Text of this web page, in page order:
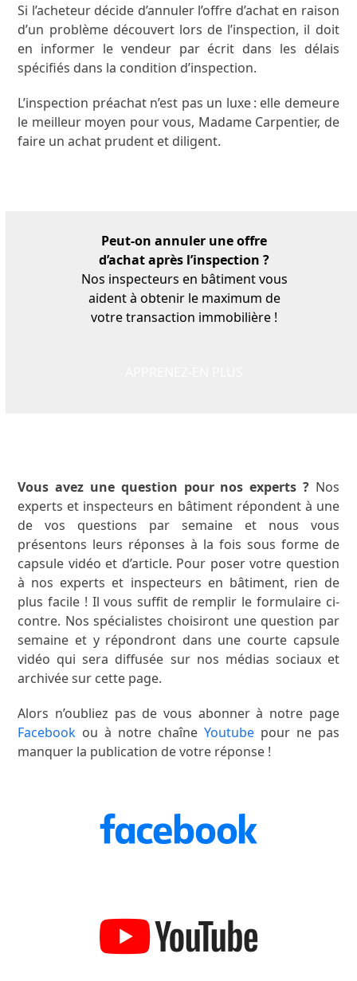
Si l’acheteur décide d’annuler l’offre d’achat en raison
d’un problème découvert lors de l’inspection, il doit
en informer le vendeur par écrit dans les délais
spécifiés dans la condition d’inspection.
L’inspection préachat n’est pas un luxe : elle demeure
le meilleur moyen pour vous, Madame Carpentier, de
faire un achat prudent et diligent.
Peut-on annuler une offre
d’achat après l’inspection ?
Nos inspecteurs en bâtiment vous
aident à obtenir le maximum de
votre transaction immobilière !
Vous avez une question pour nos experts ? Nos
experts et inspecteurs en bâtiment répondent à une
de vos questions par semaine et nous vous
présentons leurs réponses à la fois sous forme de
capsule vidéo et d’article. Pour poser votre question
à nos experts et inspecteurs en bâtiment, rien de
plus facile ! Il vous suffit de remplir le formulaire ci-
contre. Nos spécialistes choisiront une question par
semaine et y répondront dans une courte capsule
vidéo qui sera diffusée sur nos médias sociaux et
archivée sur cette page.
Alors n’oubliez pas de vous abonner à notre page
Facebook ou à notre chaîne Youtubepour ne pas
manquer la publication de votre réponse !